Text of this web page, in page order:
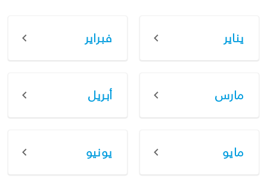
يناير فبراير
مارس أبريل
مايو يونيو